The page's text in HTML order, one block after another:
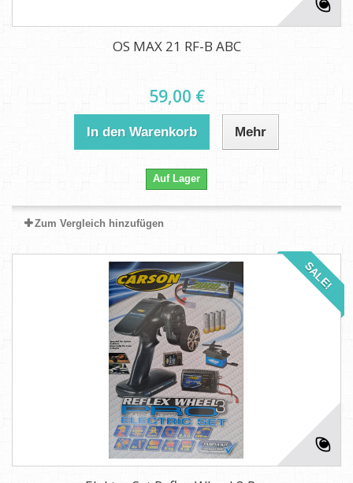
OS MAX 21 RF-B ABC
59,00 €
In den Warenkorb Mehr
Auf Lager
Zum Vergleich hinzufügen
SALE!